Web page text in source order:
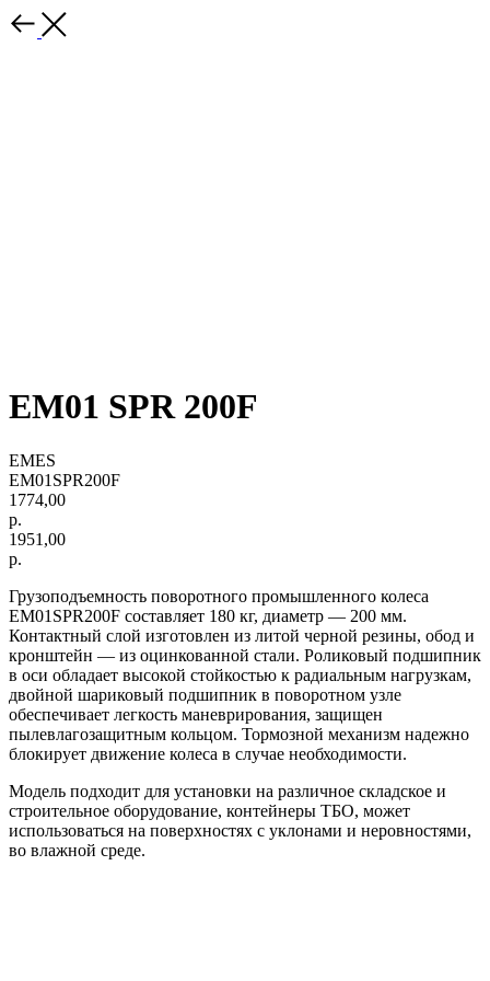
EM01 SPR 200F
EMES
EM01SPR200F
1774,00
р.
1951,00
р.
Грузоподъемность поворотного промышленного колеса
EM01SPR200F составляет 180 кг, диаметр — 200 мм.
Контактный слой изготовлен из литой черной резины, обод и
кронштейн — из оцинкованной стали. Роликовый подшипник
в оси обладает высокой стойкостью к радиальным нагрузкам,
двойной шариковый подшипник в поворотном узле
обеспечивает легкость маневрирования, защищен
пылевлагозащитным кольцом. Тормозной механизм надежно
блокирует движение колеса в случае необходимости.
Модель подходит для установки на различное складское и
строительное оборудование, контейнеры ТБО, может
использоваться на поверхностях с уклонами и неровностями,
во влажной среде.